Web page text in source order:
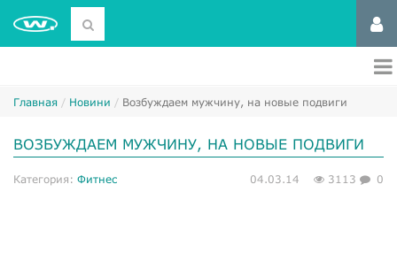
Главная Новини Возбуждаем мужчину, на новые подвиги
ВОЗБУЖДАЕМ МУЖЧИНУ, НА НОВЫЕ ПОДВИГИ
Категория: Фитнес 04.03.14 3113 0